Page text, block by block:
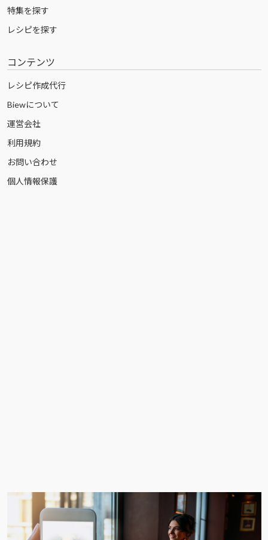
特集を探す
レシピを探す
コンテンツ
レシピ作成代行
Biewについて
運営会社
利用規約
お問い合わせ
個人情報保護